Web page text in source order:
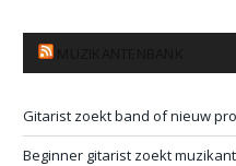
Gitarist zoekt band of nieuw
Beginner gitarist zoekt